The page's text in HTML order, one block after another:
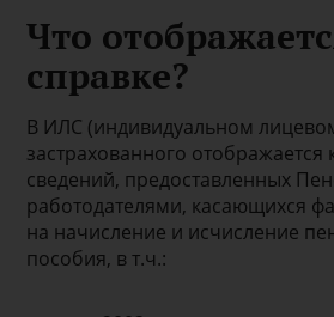
Что
справке?
В ИЛС (индивидуальном
застрахованного отображается
сведений, предоставленных
работодателями, касающихся
на начисление и исчисление
пособия, в т.ч.: